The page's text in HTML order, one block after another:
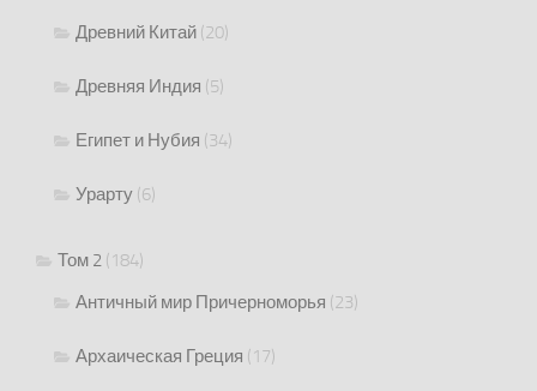
Древний Китай (20)
Древняя Индия (5)
Египет и Нубия (34)
Урарту (6)
Том 2 (184)
Античный мир Причерноморья (23)
Архаическая Греция (17)